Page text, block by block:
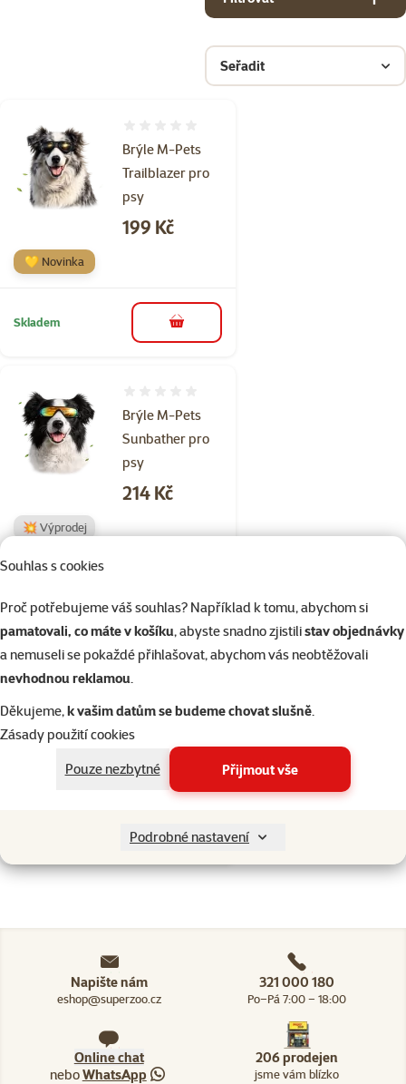
Souhlas s cookies
Proč potřebujeme váš souhlas? Například k tomu, abychom si
pamatovali, co máte v košíku, abyste snadno zjistilistav objednávky
a nemuseli se pokaždé přihlašovat, abychom vás neobtěžovali
nevhodnou reklamou.
Děkujeme,k vašim datům se budeme chovat slušně.
Zásady použití cookies
Pouze nezbytné
Přijmout vše
Podrobné nastavení
Seřadit
Brýle M-Pets
Trailblazer pro
psy
Cena
199 Kč
💛 Novinka
Skladem do košíku
Brýle M-Pets
Sunbather pro
psy
Cena
214 Kč
💥 Výprodej
Brýle M-Pets
Daytrip pro psy
Hodnocení 0%
Cena
199 Kč
💛 Novinka
do košíku
Napište nám
eshop@superzoo.cz
321 000 180
Po–Pá 7:00 – 18:00
Online chat
neboWhatsApp
206 prodejen
jsme vám blízko